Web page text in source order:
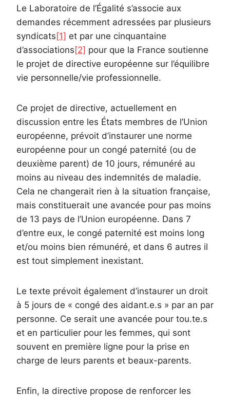
Le Laboratoire de l’Égalité s’associe aux
demandes récemment adressées par plusieurs
syndicats [1] et par une cinquantaine
d’associations [2] pour que la France soutienne
le projet de directive européenne sur l’équilibre
vie personnelle/vie professionnelle.
Ce projet de directive, actuellement en
discussion entre les États membres de l’Union
européenne, prévoit d’instaurer une norme
européenne pour un congé paternité (ou de
deuxième parent) de 10 jours, rémunéré au
moins au niveau des indemnités de maladie.
Cela ne changerait rien à la situation française,
mais constituerait une avancée pour pas moins
de 13 pays de l’Union européenne. Dans 7
d’entre eux, le congé paternité est moins long
et/ou moins bien rémunéré, et dans 6 autres il
est tout simplement inexistant.
Le texte prévoit également d’instaurer un droit
à 5 jours de « congé des aidant.e.s » par an par
personne. Ce serait une avancée pour tou.te.s
et en particulier pour les femmes, qui sont
souvent en première ligne pour la prise en
charge de leurs parents et beaux-parents.
Enfin, la directive propose de renforcer les